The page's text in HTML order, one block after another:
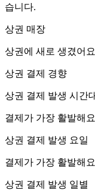
습니다.
상권 매장
상권에 새로 생겼어
상권 결제 경향
상권 결제 발생 시간
결제가 가장 활발해요
상권 결제 발생 요일
결제가 가장 활발해요
상권 결제 발생 일별